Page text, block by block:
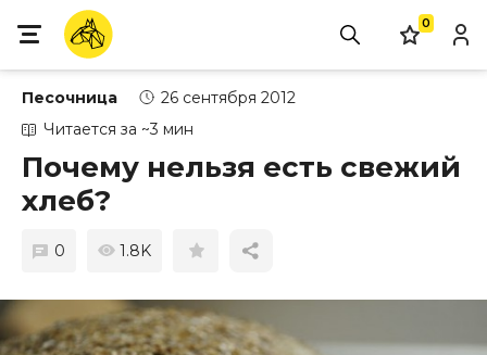
0
Песочница
26 сентября 2012
Читается за ~3 мин
Почему нельзя есть свежий
хлеб?
0 1.8K